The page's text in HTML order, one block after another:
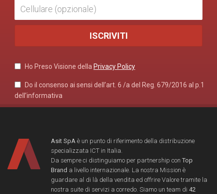
Ho Preso Visione della Privacy Policy
Do il consenso ai sensi dell’art. 6 /a del Reg. 679/2016 al p.1
dell’informativa
Asit SpA è un punto di riferimento della distribuzione
specializzata ICT in Italia.
Da sempre ci distinguiamo per partnership con Top
Brand a livello internazionale. La nostra Mission è
guardare al di là della vendita ed offrire Valore tramite la
nostra suite di servizi a corredo. Siamo un team di 42